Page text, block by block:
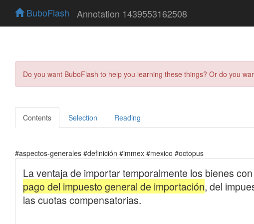
BuboFlash Annotation 1439553162508
Do you want BuboFlash to help you learning these things? Or do you
Contents Selection Reading
#aspectos-generales #definición #immex #mexico #octopus